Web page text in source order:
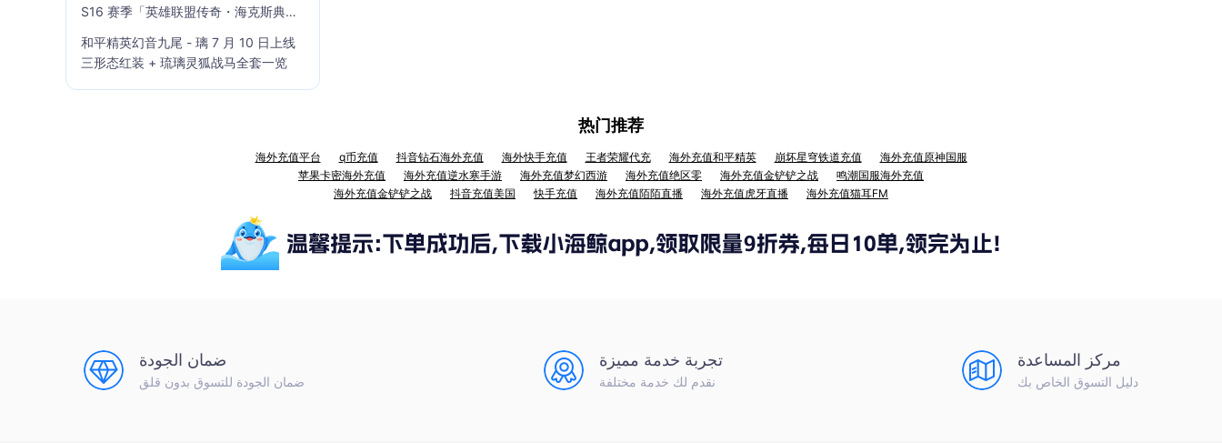
S16 赛季「英雄联盟传奇・海克斯典
和平精英幻音九尾 - 璃 7 月 10 日上线
三形态红装 + 琉璃灵狐战马全套一览
热门推荐
海外充值平台 q币充值 抖音钻石海外充值 海外快手充值 王者荣耀代充 海外充值和平精英 崩坏星穹铁道充值
海外充值原神国服
苹果卡密海外充值
海外充值逆水寒手游 海外充值梦幻西游 海外充值绝区零 海外充值金铲铲之战
鸣潮国服海外充值
海外充值金铲铲之战
抖音充值美国 快手充值 海外充值陌陌直播 海外充值虎牙直播 海外充值猫耳FM
ضمان الجودة
ضمان الجودة للتسوق بدون قلق
تجربة خدمة مميزة
نقدم لك خدمة مختلفة
مركز المساعدة
دليل التسوق الخاص بك